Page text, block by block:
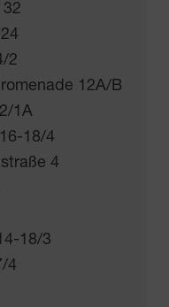
2
12A/B
1A
18/4
4
18/3
4